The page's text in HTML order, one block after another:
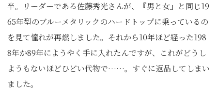
半。リーダーである佐藤秀光さんが、『男と女』と同じ19
65年型のブルーメタリックのハードトップに乗っているの
を見て憧れが再燃しました。それから10年ほど経った198
8年か89年にようやく手に入れたんですが、これがどうし
ようもないほどひどい代物で……。すぐに返品してしまい
ました。